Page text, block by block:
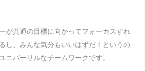
が共通の目標に向かってフォーカスすれ
し、みんな気分もいいはずだ！というの
ニバーサルなチームワークです。